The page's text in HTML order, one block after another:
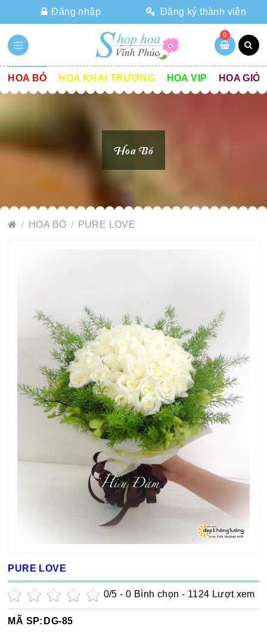
Đăng nhập Đăng ký thành viên
0
HOA BÓ HOA KHAI TRƯƠNG HOA VIP HOA GIỎ
Hoa Bó
HOA BÓ PURE LOVE
PURE LOVE
0/5 -0 Bình chọn - 1124 Lượt xem
MÃ SP: DG-85